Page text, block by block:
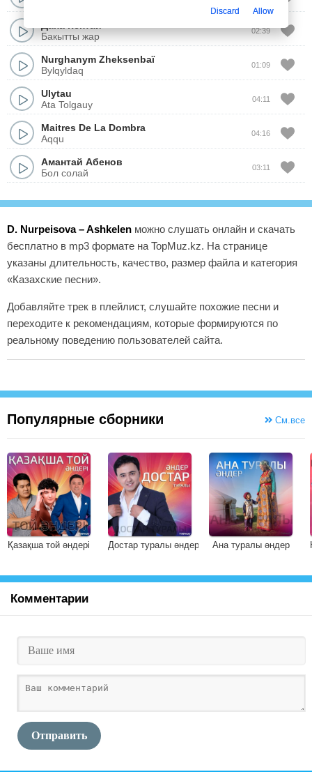
Бакытты жар
02:39
Nurghanym Zheksenbaï
Bylqyldaq
01:09
Ulytau
Ata Tolgauy
04:11
Maitres De La Dombra
Aqqu
04:16
Амантай Абенов
Бол солай
03:11
D. Nurpeisova – Ashkelen можно слушать онлайн и скачать
бесплатно в mp3 формате на TopMuz.kz. На странице
указаны длительность, качество, размер файла и категория
«Казахские песни».
Добавляйте трек в плейлист, слушайте похожие песни и
переходите к рекомендациям, которые формируются по
реальному поведению пользователей сайта.
Популярные сборники См.все
Қазақша той әндері Достар туралы әндер Ана туралы әндер
Комментарии
Отправить
Discard Allow